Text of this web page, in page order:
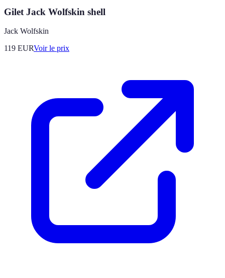
Gilet Jack Wolfskin shell
Jack Wolfskin
119 EURVoir le prix